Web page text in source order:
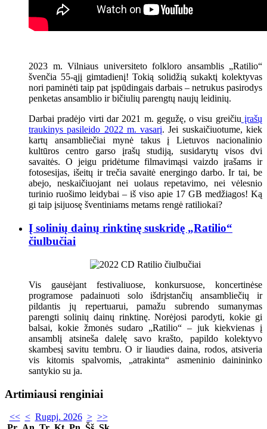
2023 m. Vilniaus universiteto folkloro ansamblis „Ratilio“
švenčia 55-ąjį gimtadienį! Tokią solidžią sukaktį kolektyvas
nori paminėti taip pat įspūdingais darbais – netrukus pasirodys
penketas ansamblio ir bičiulių parengtų naujų leidinių.
Darbai pradėjo virti dar 2021 m. gegužę, o visu greičiuįrašų
traukinys pasileido 2022 m. vasarį. Jei suskaičiuotume, kiek
kartų ansambliečiai mynė takus į Lietuvos nacionalinio
kultūros centro garso įrašų studiją, susidarytų visos dvi
savaitės. O jeigu pridėtume filmavimąsi vaizdo įrašams ir
fotosesijas, išeitų ir trečia savaitė energingo darbo. Ir tai, be
abejo, neskaičiuojant nei uolaus repetavimo, nei vėlesnio
turinio ruošimo leidybai – iš viso apie 17 GB medžiagos! Ką
gi taip įsijuosę šventiniams metams rengė ratiliokai?
Į solinių dainų rinktinę suskridę „Ratilio“
čiulbučiai
Vis gausėjant festivaliuose, konkursuose, koncertinėse
programose padainuoti solo išdrįstančių ansambliečių ir
pildantis jų repertuarui, pamažu subrendo sumanymas
parengti solinių dainų rinktinę. Norėjosi parodyti, kokie gi
balsai, kokie žmonės sudaro „Ratilio“ – juk kiekvienas į
ansamblį atsineša dalelę savo krašto, papildo kolektyvo
skambesį savitu tembru. O ir liaudies daina, rodos, atsiveria
vis kitomis spalvomis, „atrakinta“ asmeninio dainininko
santykio su ja.
Artimiausi renginiai
<< < Rugpj. 2026 > >>